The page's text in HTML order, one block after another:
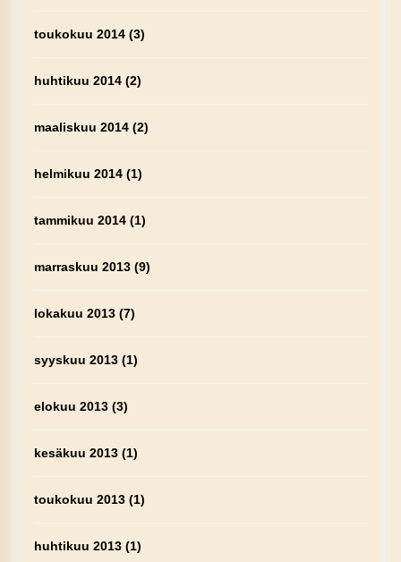
toukokuu 2014(3)
huhtikuu 2014(2)
maaliskuu 2014(2)
helmikuu 2014(1)
tammikuu 2014(1)
marraskuu 2013(9)
lokakuu 2013(7)
syyskuu 2013(1)
elokuu 2013(3)
kesäkuu 2013(1)
toukokuu 2013(1)
huhtikuu 2013(1)